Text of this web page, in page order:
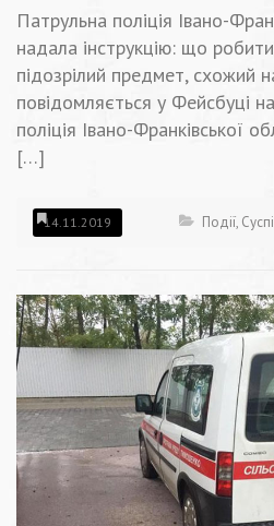
Патрульна поліція Івано-
надала інструкцію: що
підозрілий предмет, схожий
повідомляється у Фейсбуці
поліція Івано-Франківської
[…]
14.11.2019 Події,